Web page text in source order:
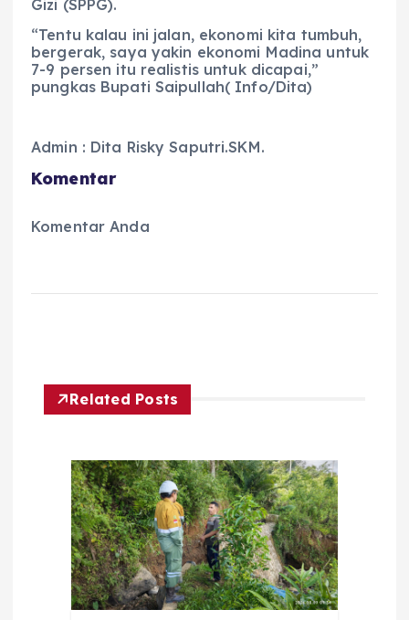
Gizi (SPPG).
“Tentu kalau ini jalan, ekonomi kita tumbuh,
bergerak, saya yakin ekonomi Madina untuk
7-9 persen itu realistis untuk dicapai,”
pungkas Bupati Saipullah( Info/Dita)
Admin : Dita Risky Saputri.SKM.
Komentar
Komentar Anda
Related Posts